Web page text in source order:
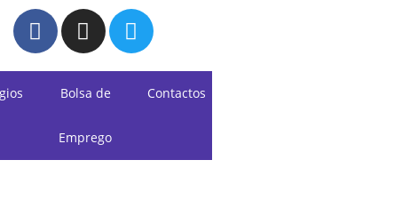
Bolsa de
Emprego
Contactos